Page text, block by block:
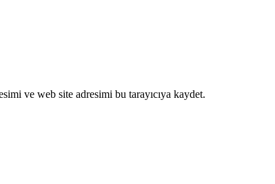
ve web site adresimi bu tarayıcıya kaydet.